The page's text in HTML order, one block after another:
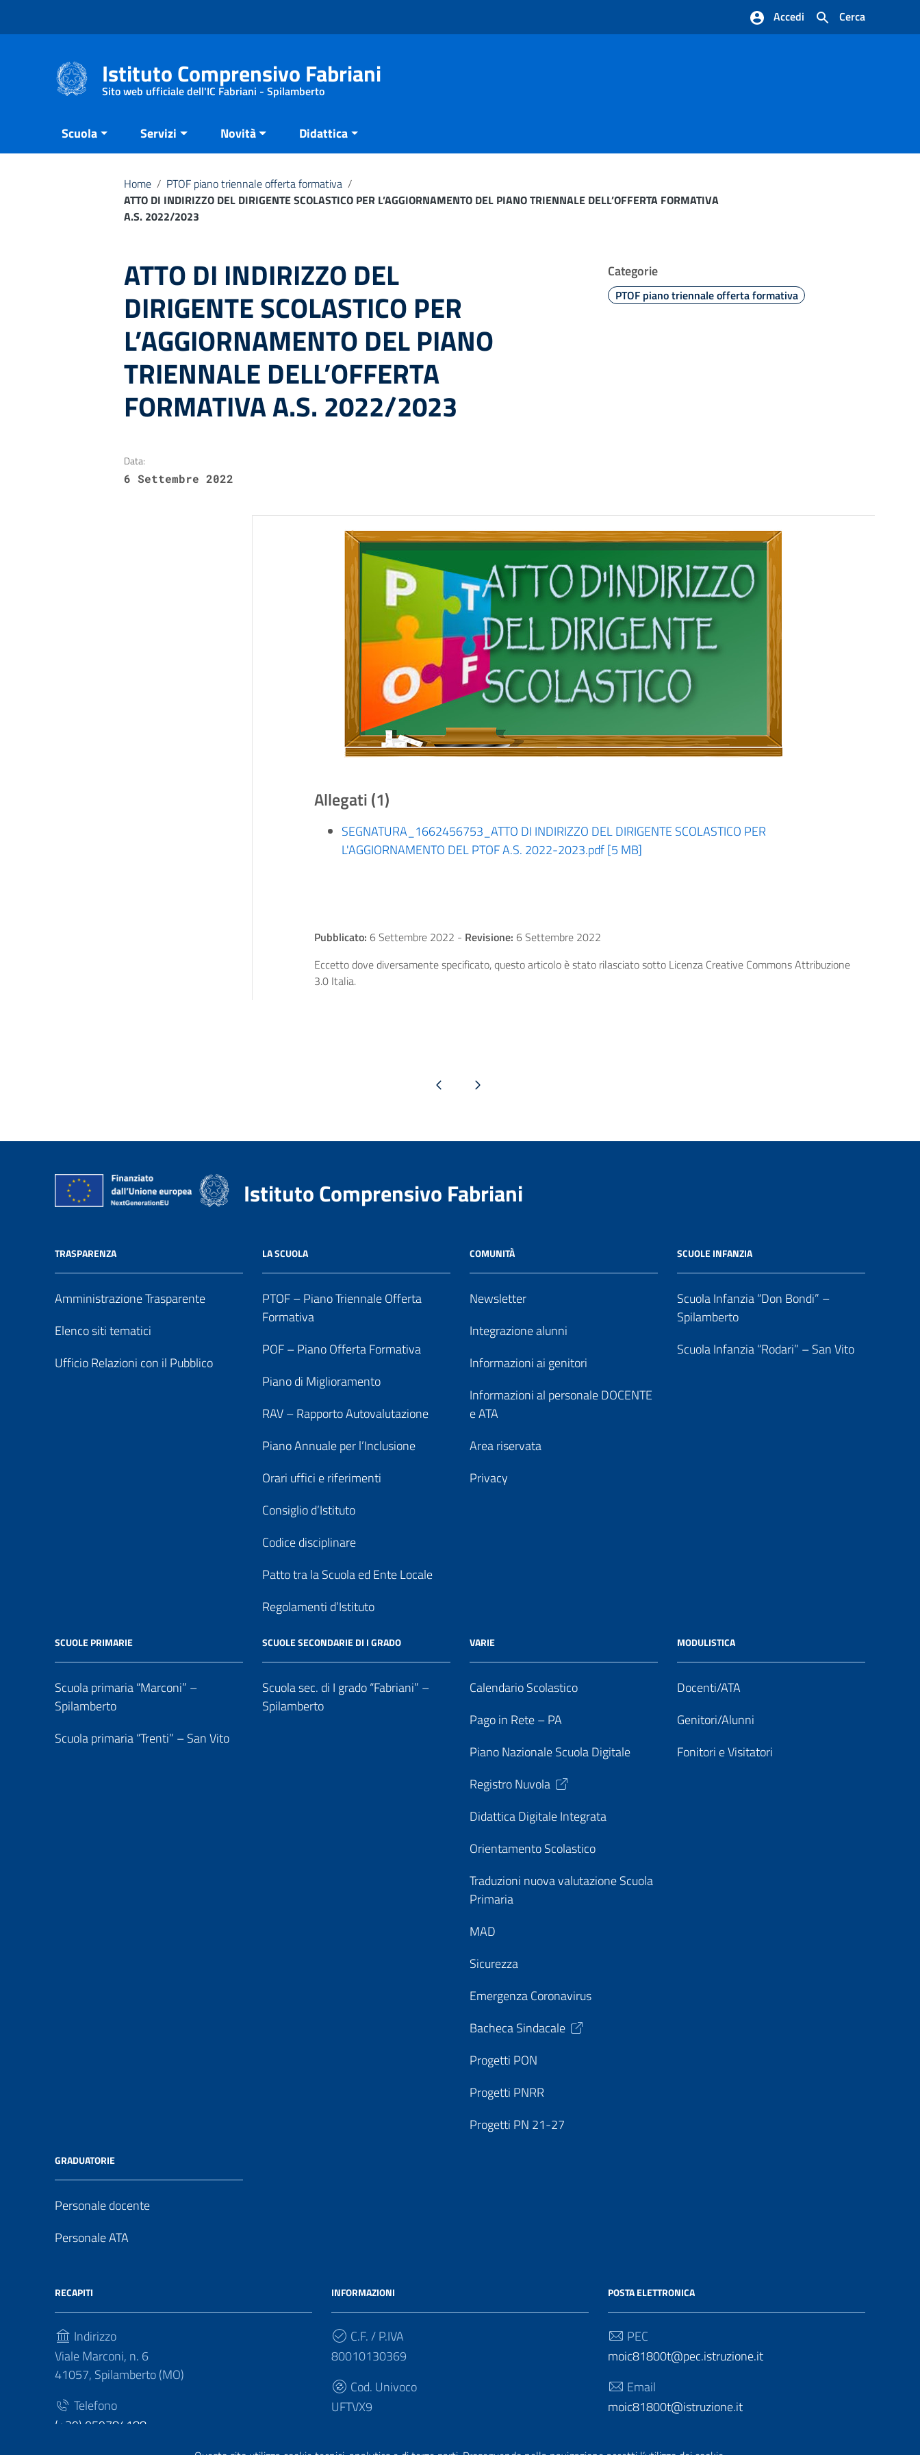
Cerca
Accedi
Istituto Comprensivo Fabriani
Sito web ufficiale dell'IC Fabriani - Spilamberto
Scuola Servizi Novità Didattica
Home / PTOF piano triennale offerta formativa /
ATTO DI INDIRIZZO DEL DIRIGENTE SCOLASTICO PER L’AGGIORNAMENTO DEL PIANO TRIENNALE DELL’OFFERTA FORMATIVA
A.S. 2022/2023
ATTO DI INDIRIZZO DEL
DIRIGENTE SCOLASTICO PER
L’AGGIORNAMENTO DEL PIANO
TRIENNALE DELL’OFFERTA
FORMATIVA A.S. 2022/2023
Categorie
PTOF piano triennale offerta formativa
Data:
6 Settembre 2022
Allegati (1)
SEGNATURA_1662456753_ATTO DI INDIRIZZO DEL DIRIGENTE SCOLASTICO PER
L'AGGIORNAMENTO DEL PTOF A.S. 2022-2023.pdf [5 MB]
Pubblicato: 6 Settembre 2022 - Revisione: 6 Settembre 2022
Eccetto dove diversamente specificato, questo articolo è stato rilasciato sotto Licenza Creative Commons Attribuzione
3.0 Italia.
Pagina precedentePagina successiva
Istituto Comprensivo Fabriani
TRASPARENZA
Amministrazione Trasparente
Elenco siti tematici
Ufficio Relazioni con il Pubblico
LA SCUOLA
PTOF – Piano Triennale Offerta
Formativa
POF – Piano Offerta Formativa
Piano di Miglioramento
RAV – Rapporto Autovalutazione
Piano Annuale per l’Inclusione
Orari uffici e riferimenti
Consiglio d’Istituto
Codice disciplinare
Patto tra la Scuola ed Ente Locale
Regolamenti d’Istituto
COMUNITÀ
Newsletter
Integrazione alunni
Informazioni ai genitori
Informazioni al personale DOCENTE
e ATA
Area riservata
Privacy
SCUOLE INFANZIA
Scuola Infanzia “Don Bondi” –
Spilamberto
Scuola Infanzia “Rodari” – San Vito
SCUOLE PRIMARIE
Scuola primaria “Marconi” –
Spilamberto
Scuola primaria “Trenti” – San Vito
SCUOLE SECONDARIE DI I GRADO
Scuola sec. di I grado “Fabriani” –
Spilamberto
VARIE
Calendario Scolastico
Pago in Rete – PA
Piano Nazionale Scuola Digitale
Registro Nuvola
Didattica Digitale Integrata
Orientamento Scolastico
Traduzioni nuova valutazione Scuola
Primaria
MAD
Sicurezza
Emergenza Coronavirus
Bacheca Sindacale
Progetti PON
Progetti PNRR
Progetti PN 21-27
MODULISTICA
Docenti/ATA
Genitori/Alunni
Fonitori e Visitatori
GRADUATORIE
Personale docente
Personale ATA
RECAPITI
Indirizzo
Viale Marconi, n. 6
41057, Spilamberto (MO)
Telefono
(+39) 059784188
INFORMAZIONI
C.F. / P.IVA
80010130369
Cod. Univoco
UFTVX9
POSTA ELETTRONICA
PEC
moic81800t@pec.istruzione.it
Email
moic81800t@istruzione.it